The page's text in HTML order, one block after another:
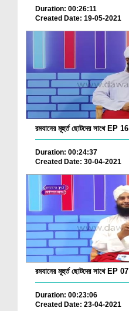
Duration: 00:26:11
Created Date: 19-05-2021
রমযানের মূহুর্ত ছোটদের সাথে EP 16
Duration: 00:24:37
Created Date: 30-04-2021
রমযানের মূহুর্ত ছোটদের সাথে EP 07
Duration: 00:23:06
Created Date: 23-04-2021